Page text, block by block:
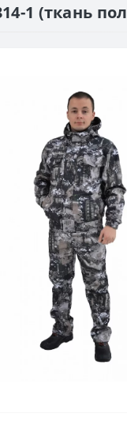
1 (ткань